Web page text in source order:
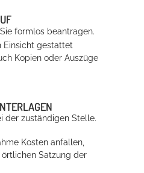
formlos beantragen.
Einsicht gestattet
Kopien oder Auszüge
der zuständigen Stelle.
Kosten anfallen,
Satzung der